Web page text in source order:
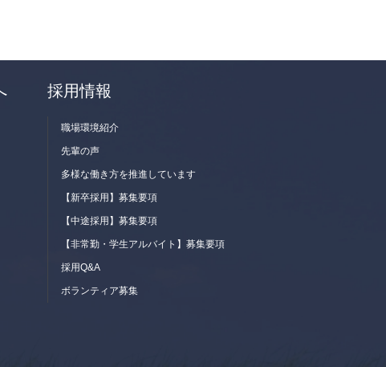
採用情報
職場環境紹介
先輩の声
多様な働き方を推進しています
【新卒採用】募集要項
【中途採用】募集要項
【非常勤・学生アルバイト】募集要項
採用Q&A
ボランティア募集